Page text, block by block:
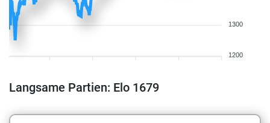
1300
1200
Langsame Partien: Elo 1679